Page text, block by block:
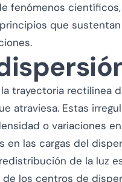
fenómenos
que
trayectoria rectilínea
atraviesa. Estas
o variaciones
las cargas del
de la luz
los centros de